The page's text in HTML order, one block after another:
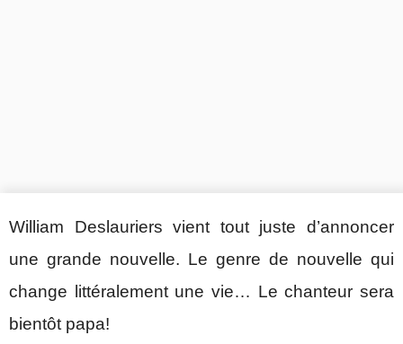
William Deslauriers vient tout juste d’annoncer
une grande nouvelle. Le genre de nouvelle qui
change littéralement une vie… Le chanteur sera
bientôt papa!